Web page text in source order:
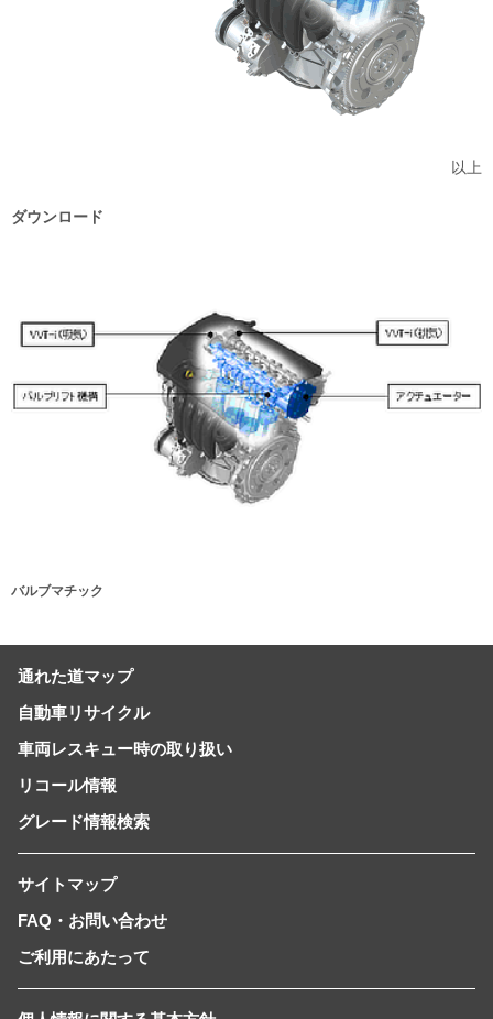
以上
ダウンロード
バルブマチック
通れた道マップ
自動車リサイクル
車両レスキュー時の取り扱い
リコール情報
グレード情報検索
サイトマップ
FAQ・お問い合わせ
ご利用にあたって